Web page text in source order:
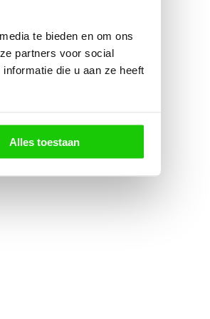
te bieden en om ons
partners voor social
die u aan ze heeft
Alles toestaan